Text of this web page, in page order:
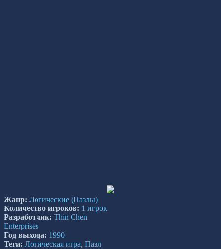
Жанр: Логические (Пазлы)
Количество игроков: 1 игрок
Разработчик: Thin Chen
Enterprises
Год выхода: 1990
Теги: Логическая игра, Пазл